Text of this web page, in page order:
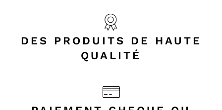
DES PRODUITS DE HAUTE
QUALITÉ